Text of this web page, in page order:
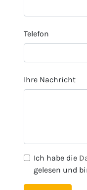
Telefon
Ihre Nachricht
Ich habe die
gelesen und